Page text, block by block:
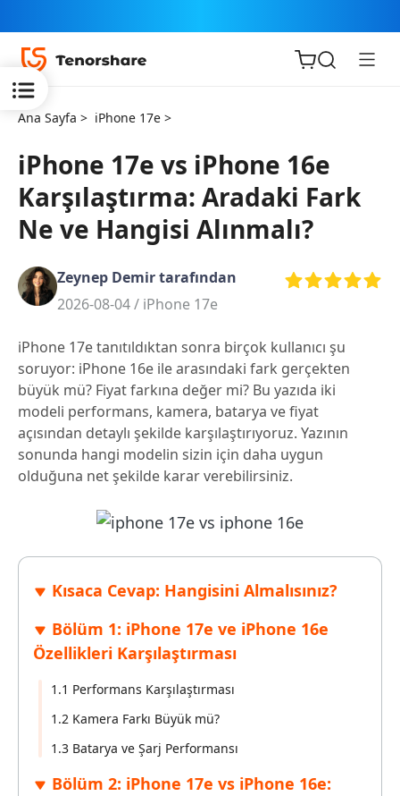
iOS için
ReiBoot
Tenorshare
PDNob
iAnyGo
Ana Sayfa > iPhone 17e >
iPhone 17e vs iPhone 16e
Karşılaştırma: Aradaki Fark
Ne ve Hangisi Alınmalı?
Zeynep Demir tarafından
2026-08-04 / iPhone 17e
iPhone 17e tanıtıldıktan sonra birçok kullanıcı şu
soruyor: iPhone 16e ile arasındaki fark gerçekten
büyük mü? Fiyat farkına değer mi? Bu yazıda iki
modeli performans, kamera, batarya ve fiyat
açısından detaylı şekilde karşılaştırıyoruz. Yazının
sonunda hangi modelin sizin için daha uygun
olduğuna net şekilde karar verebilirsiniz.
Kısaca Cevap: Hangisini Almalısınız?
Bölüm 1: iPhone 17e ve iPhone 16e
Özellikleri Karşılaştırması
1.1 Performans Karşılaştırması
1.2 Kamera Farkı Büyük mü?
1.3 Batarya ve Şarj Performansı
Bölüm 2: iPhone 17e vs iPhone 16e: